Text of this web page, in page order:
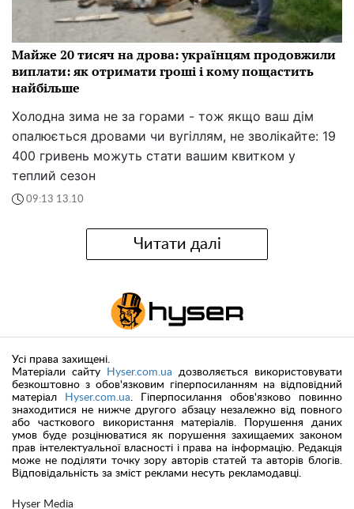
Майже 20 тисяч на дрова: українцям продовжили
виплати: як отримати гроші і кому пощастить
найбільше
Холодна зима не за горами - тож якщо ваш дім
опалюється дровами чи вугіллям, не зволікайте: 19
400 гривень можуть стати вашим квитком у
теплий сезон
09:13 13.10
Читати далі
Hyser Media
Усі права захищені.
Матеріали сайту
Hyser.com.ua дозволяється використовувати
безкоштовно з обов'язковим гіперпосиланням на відповідний
матеріал
Hyser.com.ua. Гіперпосилання обов'язково повинно
знаходитися не нижче другого абзацу незалежно від повного
або часткового використання матеріалів. Порушення даних
умов буде розцінюватися як порушення захищаемих законом
прав інтелектуальної власності і права на інформацію. Редакція
може не поділяти точку зору авторів статей та авторів блогів.
Відповідальність за зміст реклами несуть рекламодавці.